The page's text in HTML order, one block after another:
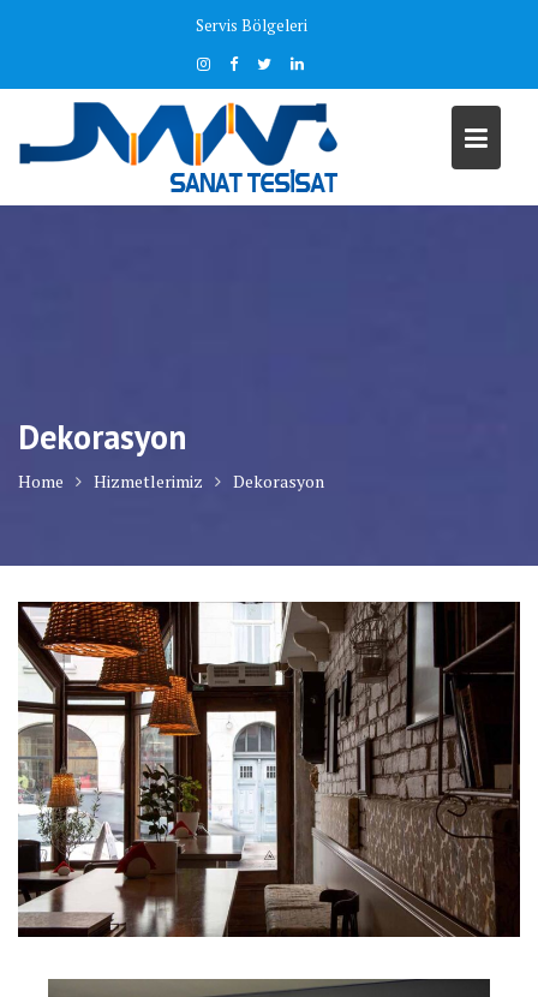
Servis Bölgeleri
Dekorasyon
Home Hizmetlerimiz Dekorasyon